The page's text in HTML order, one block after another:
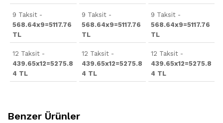
9 Taksit -
568.64x9=5117.76
TL
12 Taksit -
439.65x12=5275.8
4 TL
9 Taksit -
568.64x9=5117.76
TL
12 Taksit -
439.65x12=5275.8
4 TL
9 Taksit -
568.64x9=5117.76
TL
12 Taksit -
439.65x12=5275.8
4 TL
Benzer Ürünler